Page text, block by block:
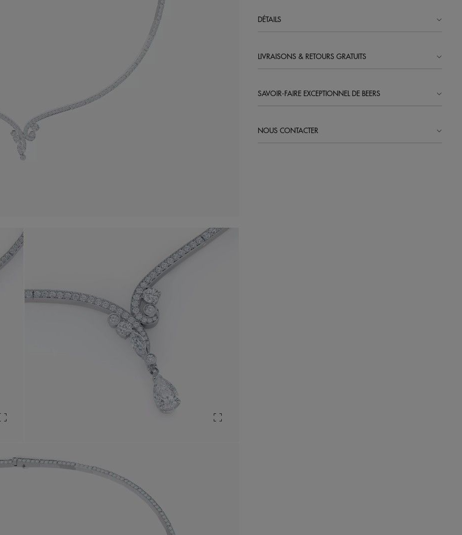
DÉTAILS
LIVRAISONS & RETOURS GRATUITS
SAVOIR-FAIRE EXCEPTIONNEL DE BEERS
NOUS CONTACTER